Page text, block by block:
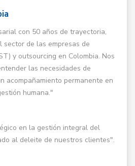
con 50 años de trayectoria,
sector de las empresas de
y outsourcing en Colombia. Nos
las necesidades de
acompañamiento permanente en
humana."
en la gestión integral del
al deleite de nuestros clientes".